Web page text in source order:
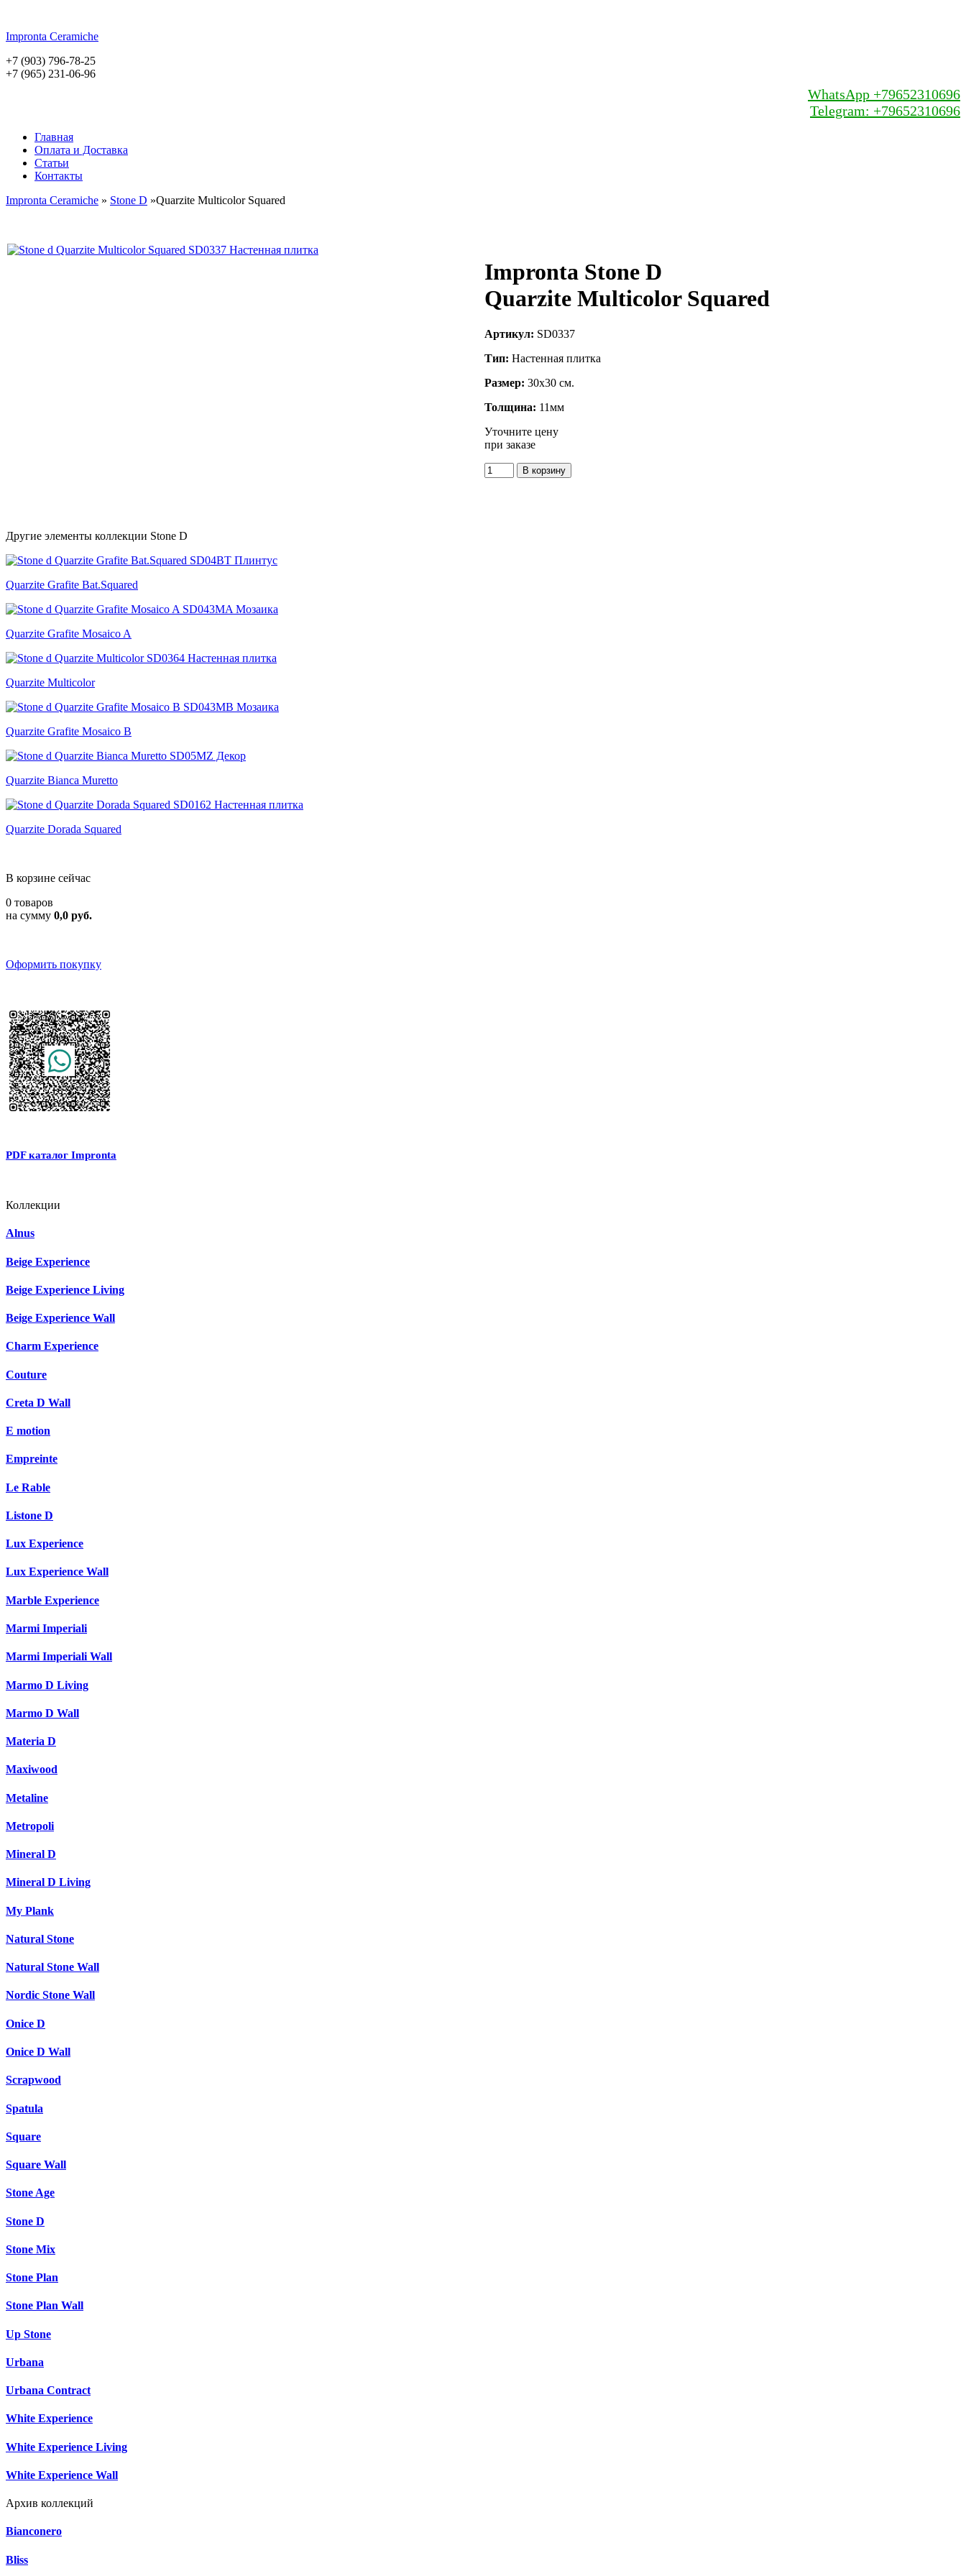
Impronta Ceramiche
+7 (903) 796-78-25
+7 (965) 231-06-96
WhatsApp +79652310696
Telegram: +79652310696
Главная
Оплата и Доставка
Статьи
Контакты
Impronta Ceramiche » Stone D »Quarzite Multicolor Squared
Impronta Stone D
Quarzite Multicolor Squared
Артикул: SD0337
Тип: Настенная плитка
Размер: 30x30 см.
Толщина: 11мм
Уточните цену
при заказе
Другие элементы коллекции Stone D
Quarzite Grafite Bat.Squared
Quarzite Grafite Mosaico A
Quarzite Multicolor
Quarzite Grafite Mosaico B
Quarzite Bianca Muretto
Quarzite Dorada Squared
В корзине сейчас
0 товаров
на сумму 0,0 руб.
Оформить покупку
PDF каталог Impronta
Коллекции
Alnus
Beige Experience
Beige Experience Living
Beige Experience Wall
Charm Experience
Couture
Creta D Wall
E motion
Empreinte
Le Rable
Listone D
Lux Experience
Lux Experience Wall
Marble Experience
Marmi Imperiali
Marmi Imperiali Wall
Marmo D Living
Marmo D Wall
Materia D
Maxiwood
Metaline
Metropoli
Mineral D
Mineral D Living
My Plank
Natural Stone
Natural Stone Wall
Nordic Stone Wall
Onice D
Onice D Wall
Scrapwood
Spatula
Square
Square Wall
Stone Age
Stone D
Stone Mix
Stone Plan
Stone Plan Wall
Up Stone
Urbana
Urbana Contract
White Experience
White Experience Living
White Experience Wall
Архив коллекций
Bianconero
Bliss